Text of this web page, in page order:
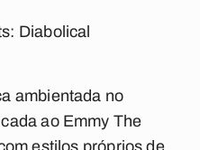
Diabolical
ambientada no
ao Emmy The
estilos próprios de